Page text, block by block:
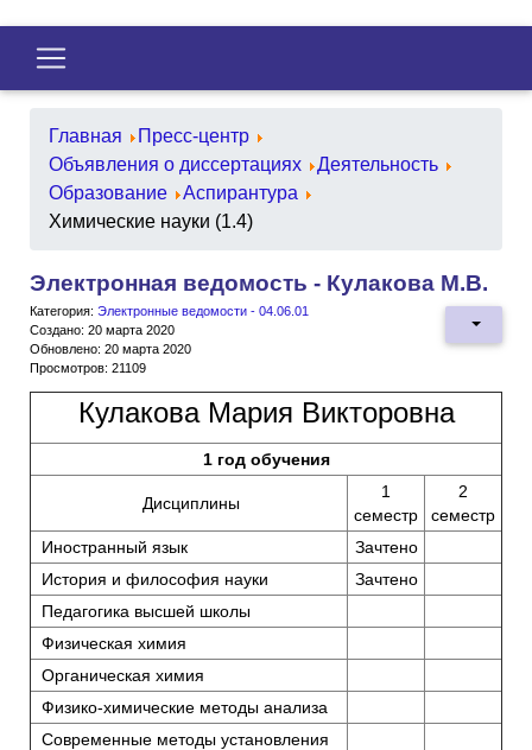
Главная
Пресс-центр
Объявления о диссертациях
Деятельность
Образование
Аспирантура
Химические науки (1.4)
Электронная ведомость - Кулакова М.В.
Категория: Электронные ведомости - 04.06.01
Создано: 20 марта 2020
Обновлено: 20 марта 2020
Просмотров: 21109
Кулакова Мария Викторовна
1 год обучения
Дисциплины
1
семестр
2
семестр
Иностранный язык
Зачтено
История и философия науки
Зачтено
Педагогика высшей школы
Физическая химия
Органическая химия
Физико-химические методы анализа
Современные методы установления